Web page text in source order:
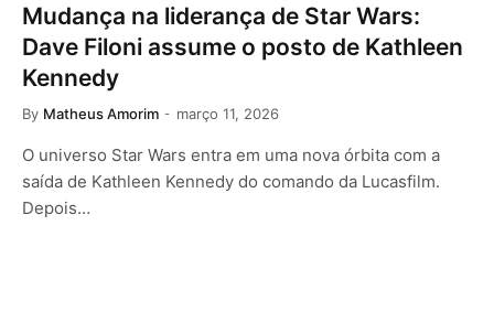
Mudança na liderança de Star Wars:
Dave Filoni assume o posto de Kathleen
Kennedy
By Matheus Amorim março 11, 2026
O universo Star Wars entra em uma nova órbita com a
saída de Kathleen Kennedy do comando da Lucasfilm.
Depois…